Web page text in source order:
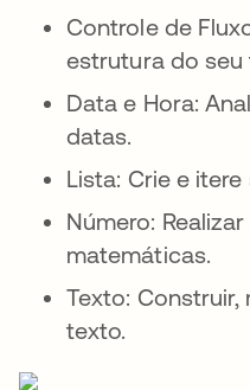
Controle de
estrutura do seu
Data e Hora:
datas.
Lista: Crie e
Número:
matemáticas.
Texto:
texto.